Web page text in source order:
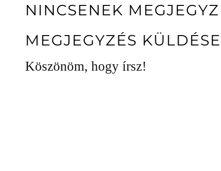
NINCSENEK
MEGJEGYZÉS KÜLDÉSE
Köszönöm, hogy írsz!